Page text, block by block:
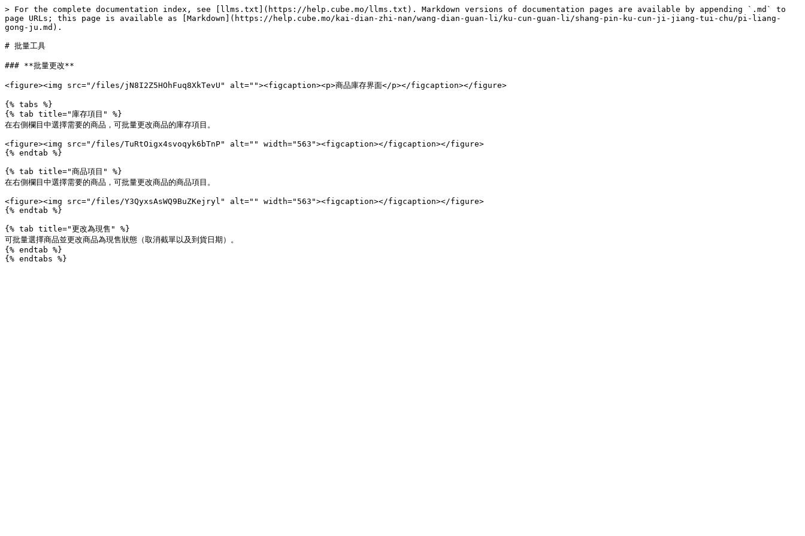
> For the complete documentation index, see [llms.txt](https://help.cube.mo/llms.txt). Markdown versions of documentation pages are available by appending `.md` to
page URLs; this page is available as [Markdown](https://help.cube.mo/kai-dian-zhi-nan/wang-dian-guan-li/ku-cun-guan-li/shang-pin-ku-cun-ji-jiang-tui-chu/pi-liang-
gong-ju.md).
# 批量工具
### **批量更改**
<figure><img src="/files/jN8I2Z5HOhFuq8XkTevU" alt=""><figcaption><p>商品庫存界面</p></figcaption></figure>
{% tabs %}
{% tab title="庫存項目" %}
在右側欄目中選擇需要的商品，可批量更改商品的庫存項目。
<figure><img src="/files/TuRtOigx4svoqyk6bTnP" alt="" width="563"><figcaption></figcaption></figure>
{% endtab %}
{% tab title="商品項目" %}
在右側欄目中選擇需要的商品，可批量更改商品的商品項目。
<figure><img src="/files/Y3QyxsAsWQ9BuZKejryl" alt="" width="563"><figcaption></figcaption></figure>
{% endtab %}
{% tab title="更改為現售" %}
可批量選擇商品並更改商品為現售狀態（取消截單以及到貨日期）。
{% endtab %}